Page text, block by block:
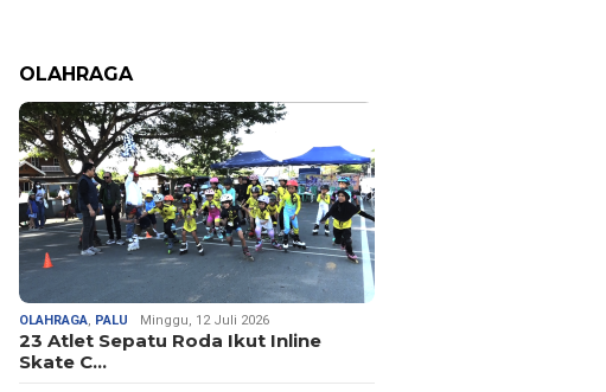
OLAHRAGA
OLAHRAGA PALU Minggu, 12 Juli 2026
23 Atlet Sepatu Roda Ikut Inline
Skate C…